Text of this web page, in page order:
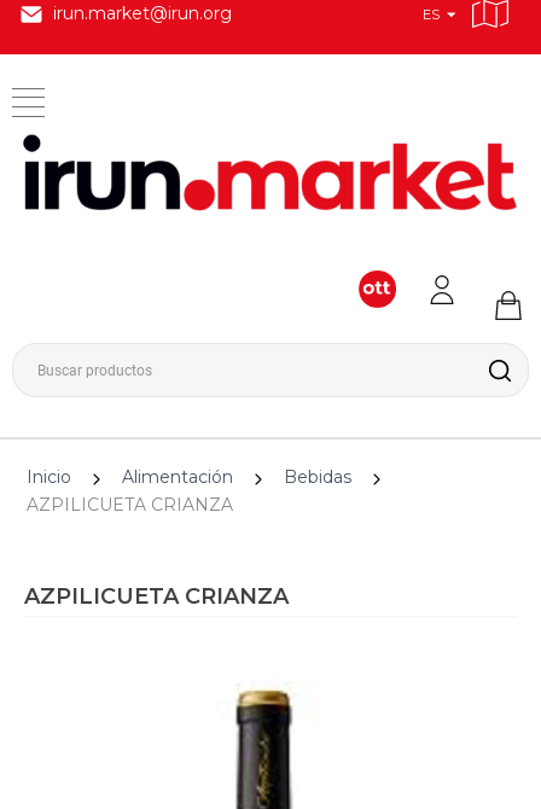
irun.market@irun.org ES
Inicio Alimentación
Bebidas
AZPILICUETA CRIANZA
AZPILICUETA CRIANZA